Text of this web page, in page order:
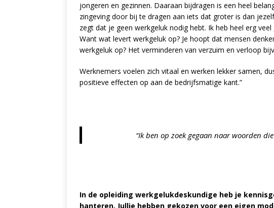
jongeren en gezinnen. Daaraan bijdragen is een heel
zingeving door bij te dragen aan iets dat groter is dan
zegt dat je geen werkgeluk nodig hebt. Ik heb heel erg
Want wat levert werkgeluk op? Je hoopt dat mensen
werkgeluk op? Het verminderen van verzuim en verloop
Werknemers voelen zich vitaal en werken lekker samen,
positieve effecten op aan de bedrijfsmatige kant.”
“Ik ben op zoek gegaan naar woorden
In de opleiding werkgelukdeskundige heb je
hanteren. Jullie hebben gekozen voor een eigen